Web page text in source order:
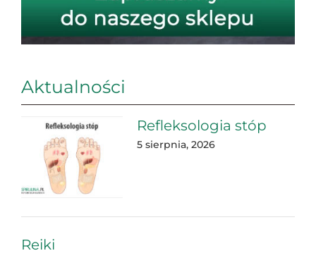
Aktualności
Refleksologia stóp
5 sierpnia, 2026
Reiki